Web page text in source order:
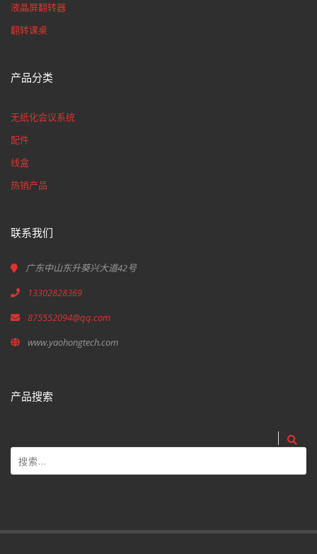
液晶屏翻转器
翻转课桌
产品分类
无纸化会议系统
配件
线盒
热销产品
联系我们
广东中山东升葵兴大道42号
13302828369
875552094@qq.com
www.yaohongtech.com
产品搜索